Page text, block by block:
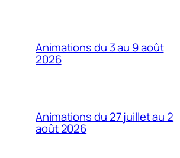
Animations du 3 au 9 août
2026
Animations du 27 juillet au 2
août 2026